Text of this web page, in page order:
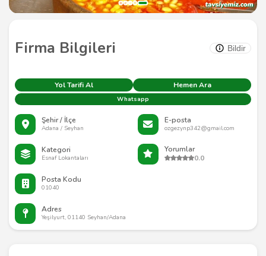
Firma Bilgileri Bildir
Yol Tarifi Al Hemen Ara
Whatsapp
Şehir / İlçe
Adana / Seyhan
E-posta
ozgezynp342@gmail.com
Kategori
Esnaf Lokantaları
Yorumlar
0.0
Posta Kodu
01040
Adres
Yeşilyurt, 01140 Seyhan/Adana